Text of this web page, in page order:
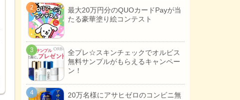
最大20万円分のQUOカードPayが当
たる豪華塗り絵コンテスト
全プレ☆スキンチェックでオルビス
無料サンプルがもらえるキャンペー
ン！
20万名様にアサヒゼロのコンビニ無